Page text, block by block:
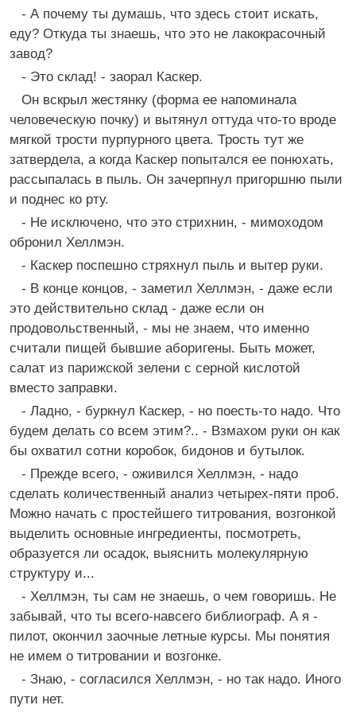
- А почему ты думашь, что здесь стоит искать,
еду? Откуда ты знаешь, что это не лакокрасочный
завод?
- Это склад! - заорал Каскер.
Он вскрыл жестянку (форма ее напоминала
человеческую почку) и вытянул оттуда что-то вроде
мягкой трости пурпурного цвета. Трость тут же
затвердела, а когда Каскер попытался ее понюхать,
рассыпалась в пыль. Он зачерпнул пригоршню пыли
и поднес ко рту.
- Не исключено, что это стрихнин, - мимоходом
обронил Хеллмэн.
- Каскер поспешно стряхнул пыль и вытер руки.
- В конце концов, - заметил Хеллмэн, - даже если
это действительно склад - даже если он
продовольственный, - мы не знаем, что именно
считали пищей бывшие аборигены. Быть может,
салат из парижской зелени с серной кислотой
вместо заправки.
- Ладно, - буркнул Каскер, - но поесть-то надо. Что
будем делать со всем этим?.. - Взмахом руки он как
бы охватил сотни коробок, бидонов и бутылок.
- Прежде всего, - оживился Хеллмэн, - надо
сделать количественный анализ четырех-пяти проб.
Можно начать с простейшего титрования, возгонкой
выделить основные ингредиенты, посмотреть,
образуется ли осадок, выяснить молекулярную
структуру и...
- Хеллмэн, ты сам не знаешь, о чем говоришь. Не
забывай, что ты всего-навсего библиограф. А я -
пилот, окончил заочные летные курсы. Мы понятия
не имем о титровании и возгонке.
- Знаю, - согласился Хеллмэн, - но так надо. Иного
пути нет.